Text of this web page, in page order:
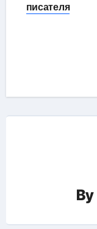
писателя
By